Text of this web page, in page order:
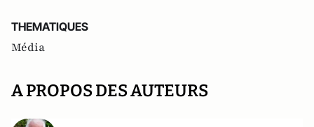
THEMATIQUES
Média
A PROPOS DES AUTEURS